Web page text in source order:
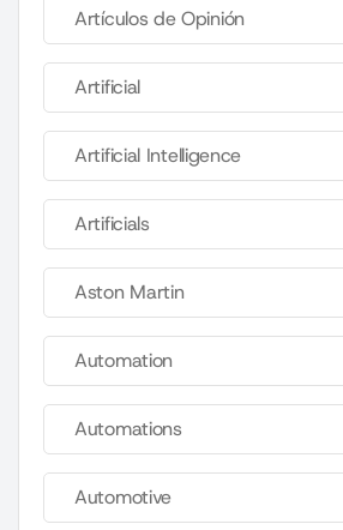
Artículos de Opinión
Artificial
Artificial Intelligence
Artificials
Aston Martin
Automation
Automations
Automotive